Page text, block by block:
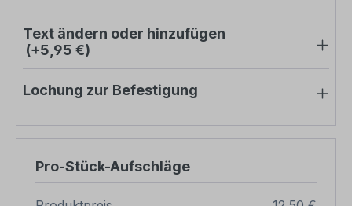
Text ändern oder hinzufügen
(+5,95 €)
Lochung zur Befestigung
Pro-Stück-Aufschläge